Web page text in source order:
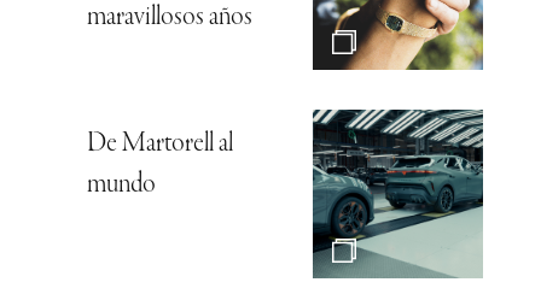
maravillosos años
De Martorell al
mundo